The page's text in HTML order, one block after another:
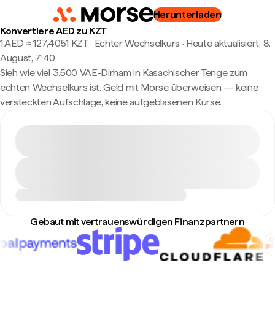
Herunterladen
Konvertiere AED zu KZT
1 AED ≈ 127,4051 KZT · Echter Wechselkurs · Heute aktualisiert, 8.
August, 7:40
Sieh wie viel 3.500 VAE-Dirham in Kasachischer Tenge zum
echten Wechselkurs ist. Geld mit Morse überweisen — keine
versteckten Aufschläge, keine aufgeblasenen Kurse.
Gebaut mit vertrauenswürdigen Finanzpartnern